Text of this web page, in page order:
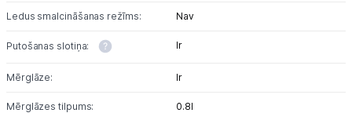
Ledus smalcināšanas režīms: Nav
Putošanas slotiņa: Ir
Mērglāze: Ir
Mērglāzes tilpums: 0.8l